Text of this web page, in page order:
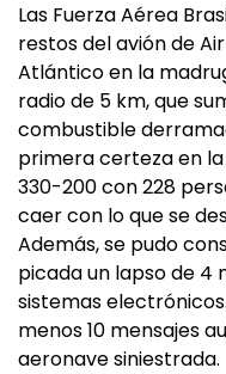
Las Fuerza Aérea
restos del avión de
Atlántico en la
radio de 5 km, que
combustible
primera certeza en
330-200 con 228
caer con lo que se
Además, se pudo
picada un lapso de 4
sistemas
menos 10 mensajes
aeronave siniestrada.